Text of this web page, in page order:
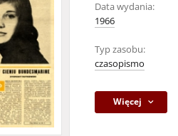
Data wydania:
1966
Typ zasobu:
czasopismo
Więcej